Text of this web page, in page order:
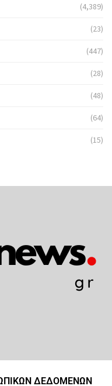
(4,389)
(23)
(447)
(28)
(48)
(64)
(15)
ΔΕΔΟΜΕΝΩΝ